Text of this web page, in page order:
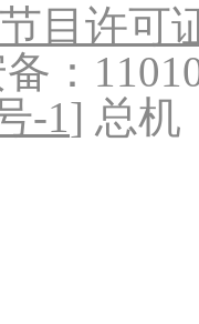
目许可
：
-1] 总机